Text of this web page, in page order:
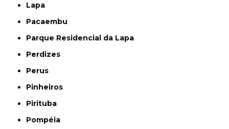
Lapa
Pacaembu
Parque Residencial da Lapa
Perdizes
Perus
Pinheiros
Pirituba
Pompéia